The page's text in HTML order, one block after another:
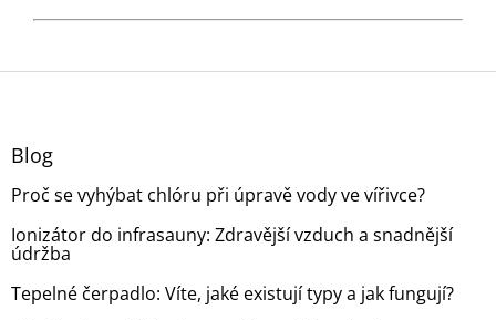
Z
Blog
Proč se vyhýbat chlóru při úpravě vody ve vířivce?
Ionizátor do infrasauny: Zdravější vzduch a snadnější
údržba
Tepelné čerpadlo: Víte, jaké existují typy a jak fungují?